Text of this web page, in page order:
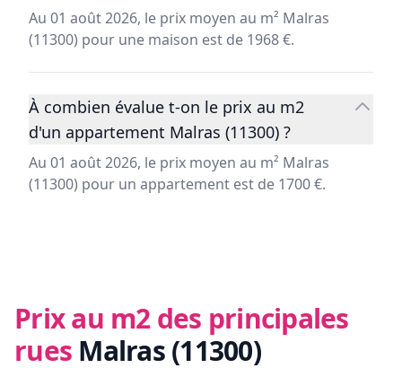
Au 01 août 2026, le prix moyen au m² Malras
(11300) pour une maison est de 1968 €.
À combien évalue t-on le prix au m2
d'un appartement Malras (11300) ?
Au 01 août 2026, le prix moyen au m² Malras
(11300) pour un appartement est de 1700 €.
Prix au m2 des principales
rues Malras (11300)